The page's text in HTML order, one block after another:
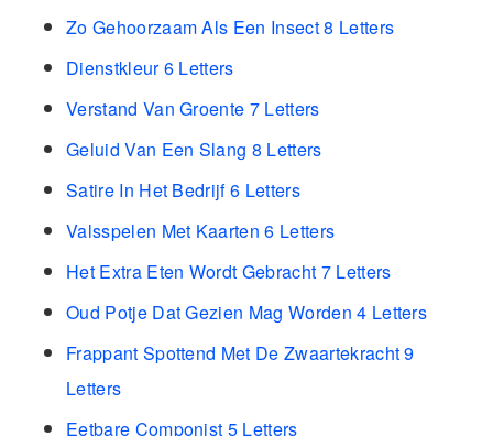
Zo Gehoorzaam Als Een Insect 8 Letters
Dienstkleur 6 Letters
Verstand Van Groente 7 Letters
Geluid Van Een Slang 8 Letters
Satire In Het Bedrijf 6 Letters
Valsspelen Met Kaarten 6 Letters
Het Extra Eten Wordt Gebracht 7 Letters
Oud Potje Dat Gezien Mag Worden 4 Letters
Frappant Spottend Met De Zwaartekracht 9
Letters
Eetbare Componist 5 Letters